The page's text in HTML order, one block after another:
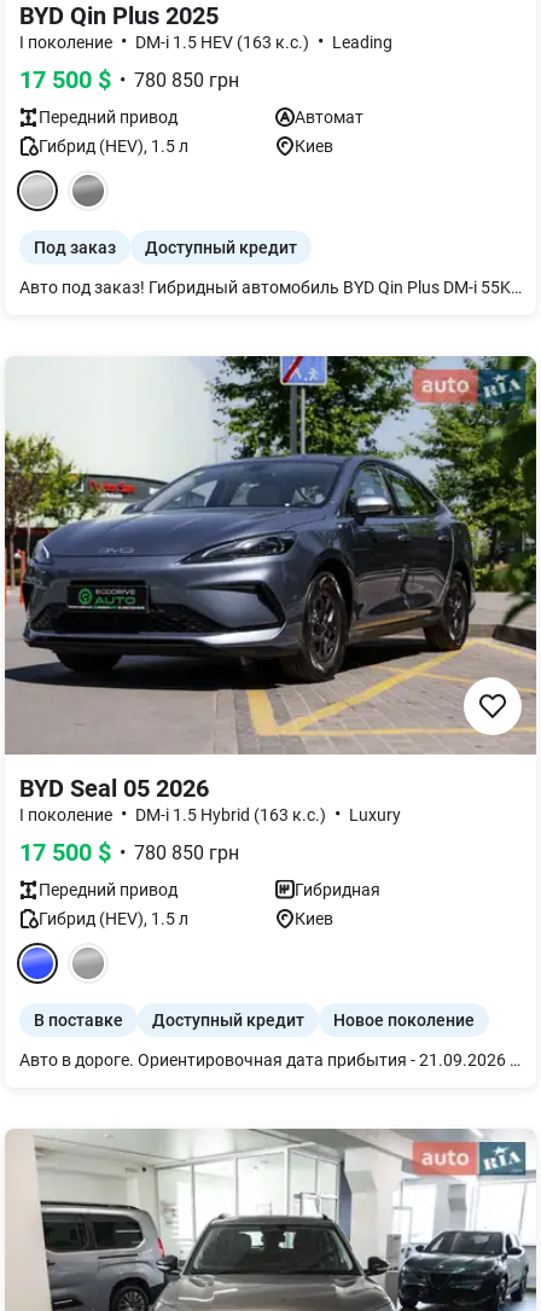
BYD Qin Plus 2025
I поколение • DM-i 1.5 HEV (163 к.с.) • Leading
17 500 $ • 780 850 грн
Передний привод
Автомат
Гибрид (HEV), 1.5л Киев
Под заказ Доступный кредит
Авто под заказ! Гибридный автомобиль BYD Qin Plus DM-i 55KM Leading Type 2025, Snow White, серый салон Гибридный BYD Qin Plus DM-i 55KM Leading Type 2025 — это современный седан, созданный на эффективной платформе DM-i, которая сочетает экономичность гибрида с тихой и плавной работой электропривода. Модель отличается стильным силуэтом, динамичным управлением и сбалансированной энергоэффективностью, а также получает оцененную многими систему интеллектуальной помощи водителю «Око Бога C», что повышает безопасность ежедневных поездок. В салоне автомобиля реализована инновационная концепция Surrounding Wide-View Suspended Cockpit, которая обеспечивает широкий обзор и ощущение пространства. Для удобства предусмотрен NFC-ключ в смартфоне и новый электронный переключатель передач BYD Heart, что делает управление интуитивным и современным. Qin Plus DM-i в версии Leading Type сочетает технологичность, комфорт и практичность — оптимальный выбор для города и загородных поездок. BYD Qin Plus DM-i 55KM Leading Type 2025: Гибридная силовая установка мощностью 264 л.с. (194 кВт), 210 Нм, обеспечивающая разгон до 100 км/ч всего за 7,6 с. Полный запас хода: до 2000 км (CLTC) Привод: передний Комплектация BYD Qin Plus DM-i 55KM Leading Type 2025: - Интеллектуальная система помощи водителю "Око Бога C". - Автомобильный ключ с NFC в мобильном телефоне. - Новый электронный переключатель передач BYD Heart. - Инновационная кабина Surrounding Wide-View Suspended Cockpit с широким обзором вокруг.
BYD Seal 05 2026
I поколение • DM-i 1.5 Hybrid (163 к.с.) • Luxury
17 500 $ • 780 850 грн
Передний привод
Гибридная
Гибрид (HEV), 1.5л Киев
В поставке Доступный кредит Новое поколение
Авто в дороге. Ориентировочная дата прибытия - 21.09.2026 Новый гибридный автомобиль BYD Seal 05 DM-i 55KM Luxury Edition 2WD 2026, Atlantis Grey, серый салон Это современный седан с гибридной силовой установкой DM-i, который сочетает экономичность, комфорт и практичность для ежедневной эксплуатации. Благодаря сочетанию бензинового двигателя и электропривода модель обеспечивает плавное движение, низкий расход топлива и возможность передвижения на электротяге во время городских поездок. Просторный салон и сбалансированная подвеска делают автомобиль комфортным как для водителя, так и для пассажиров. Версия Luxury Edition предлагает высокий уровень оснащения и современных технологий. Автомобиль получил цифровую панель приборов и мультимедийную систему нового поколения, широкий набор систем помощи водителю и функций безопасности. BYD Seal 05 DM-i 55KM Luxury Edition 2WD 2026: Силовая установка мощностью 163 л.с. (120 кВт) обеспечивает динамичный разгон от 0 до 100 км/ч за 7,6 с, а максимальный крутящий момент 210 Н·м гарантирует уверенную тягу в городском и загородном режимах. Запас хода на электротяге: до 55 км (CLTC) благодаря батарее емкостью 7,68 кВт·ч. Максимальная скорость: 180 км/ч. Количество моторов/Тип привода: одномоторный / передний привод (FWD). Комплектация Luxury Edition 2WD 2026: - Кожаный мультируль. - Круиз-контроль. - Электропривод зеркал с подогревом. - NFC/бесключевой доступ. - 10,1-дюймовый мультимедийный экран центрального управления. - Камера заднего хода. - Задние парктроники.